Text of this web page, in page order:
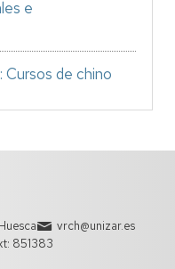
e
de chino
vrch@unizar.es
851383